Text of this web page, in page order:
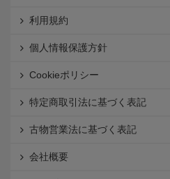
利用規約
個人情報保護方針
Cookieポリシー
特定商取引法に基づく表記
古物営業法に基づく表記
会社概要